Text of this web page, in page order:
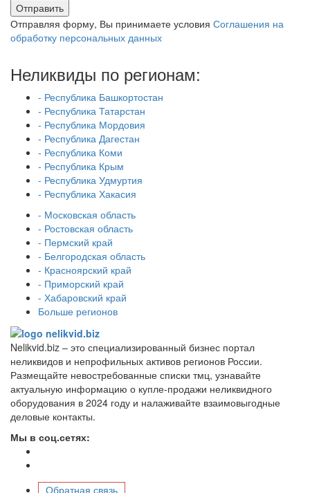
Отправить
Отправляя форму, Вы принимаете условия Соглашения на
обработку персональных данных
Неликвиды по регионам:
- Республика Башкортостан
- Республика Татарстан
- Республика Мордовия
- Республика Дагестан
- Республика Коми
- Республика Крым
- Республика Удмуртия
- Республика Хакасия
- Московская область
- Ростовская область
- Пермский край
- Белгородская область
- Красноярский край
- Приморский край
- Хабаровский край
Больше регионов
Nelikvid.biz – это специализированный бизнес портал
неликвидов и непрофильных активов регионов России.
Размещайте невостребованные списки тмц, узнавайте
актуальную информацию о купле-продажи неликвидного
оборудования в 2024 году и налаживайте взаимовыгодные
деловые контакты.
Мы в соц.сетях:
Обратная связь